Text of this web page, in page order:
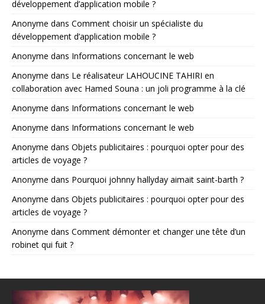
développement d’application mobile ?
Anonyme dans Comment choisir un spécialiste du
développement d’application mobile ?
Anonyme dans Informations concernant le web
Anonyme dans Le réalisateur LAHOUCINE TAHIRI en
collaboration avec Hamed Souna : un joli programme à la clé
Anonyme dans Informations concernant le web
Anonyme dans Informations concernant le web
Anonyme dans Objets publicitaires : pourquoi opter pour des
articles de voyage ?
Anonyme dans Pourquoi johnny hallyday aimait saint-barth ?
Anonyme dans Objets publicitaires : pourquoi opter pour des
articles de voyage ?
Anonyme dans Comment démonter et changer une tête d’un
robinet qui fuit ?